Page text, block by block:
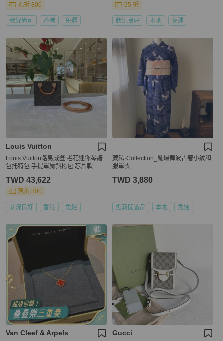
現折 800
狀況尚可 香港 免運
95 折
狀況良好 本地 免運
Louis Vuitton
Louis Vuitton路易威登 老花迷你琴譜
包托特包 手提單肩斜挎包 芯片款
TWD 43,622
現折 800
狀況良好 香港 免運
藏私·Collection_亂蝶舞波古著小紋和
服單衣
TWD 3,880
近新閒置品 本地 免運
Van Cleef & Arpels Gucci